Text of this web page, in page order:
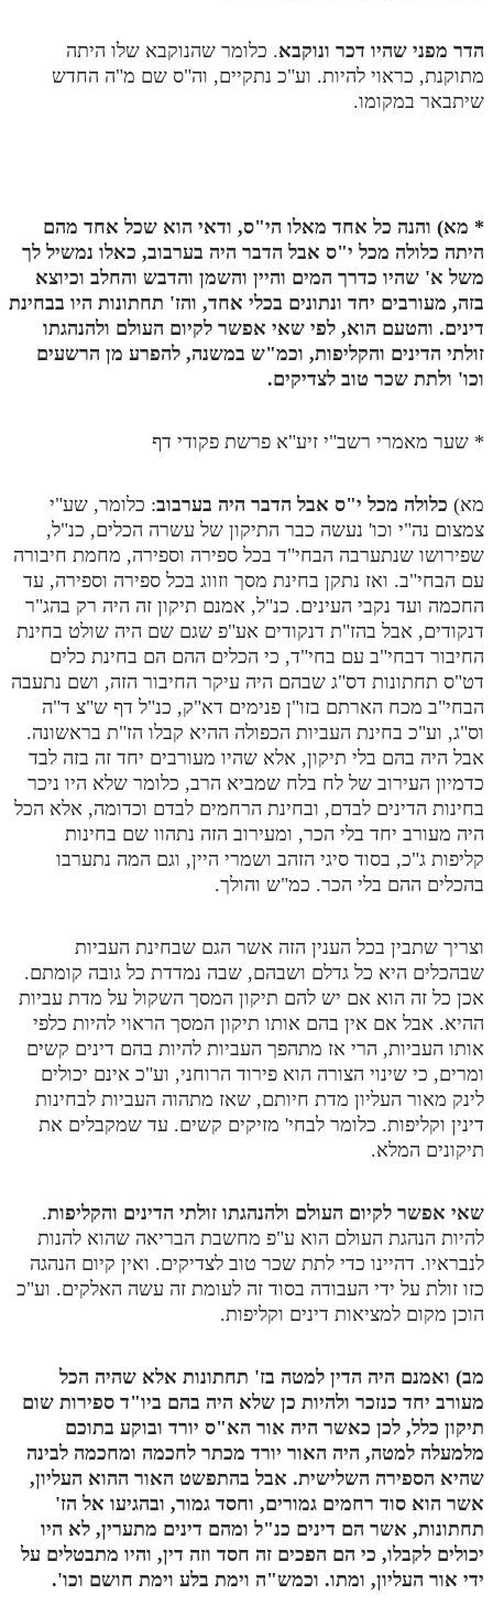
בעל הסולם
אתר הבית
הדר מפני שהיו דכר ונוקבא. כלומר שהנוקבא שלו היתה
מתוקנת, כראוי להיות. וע"כ נתקיים, וה"ס שם מ"ה החדש
שיתבאר במקומו.
* מא) והנה כל אחד מאלו הי"ס, ודאי הוא שכל אחד מהם
היתה כלולה מכל י"ס אבל הדבר היה בערבוב, כאלו נמשיל לך
משל א' שהיו כדרך המים והיין והשמן והדבש והחלב וכיוצא
בזה, מעורבים יחד ונתונים בכלי אחד, והז' תחתונות היו בבחינת
דינים. והטעם הוא, לפי שאי אפשר לקיום העולם ולהנהגתו
זולתי הדינים והקליפות, וכמ"ש במשנה, להפרע מן הרשעים
וכו' ולתת שכר טוב לצדיקים.
* שער מאמרי רשב"י זיע"א פרשת פקודי דף
מא) כלולה מכל י"ס אבל הדבר היה בערבוב: כלומר, שע"י
צמצום נה"י וכו' נעשה כבר התיקון של עשרה הכלים, כנ"ל,
שפירושו שנתערבה הבחי"ד בכל ספירה וספירה, מחמת חיבורה
עם הבחי"ב. ואז נתקן בחינת מסך וזווג בכל ספירה וספירה, עד
החכמה ועד נקבי העינים. כנ"ל, אמנם תיקון זה היה רק בהג"ר
דנקודים, אבל בהז"ת דנקודים אע"פ שגם שם היה שולט בחינת
החיבור דבחי"ב עם בחי"ד, כי הכלים ההם הם בחינת כלים
דט"ס תחתונות דס"ג שבהם היה עיקר החיבור הזה, ושם נתעבה
הבחי"ב מכח הארתם בזו"ן פנימים דא"ק, כנ"ל דף ש"צ ד"ה
וס"ג, וע"כ בחינת העביות הכפולה ההיא קבלו הז"ת בראשונה.
אבל היה בהם בלי תיקון, אלא שהיו מעורבים יחד זה בזה לבד
כדמיון העירוב של לח בלח שמביא הרב, כלומר שלא היו ניכר
בחינות הדינים לבדם, ובחינת הרחמים לבדם וכדומה, אלא הכל
היה מעורב יחד בלי הכר, ומעירוב הזה נתהוו שם בחינות
קליפות ג"כ, בסוד סיגי הזהב ושמרי היין, וגם המה נתערבו
בהכלים ההם בלי הכר. כמ"ש והולך.
וצריך שתבין בכל הענין הזה אשר הגם שבחינת העביות
שבהכלים היא כל גדלם ושבהם, שבה נמדדת כל גובה קומתם.
אכן כל זה הוא אם יש להם תיקון המסך השקול על מדת עביות
ההיא. אבל אם אין בהם אותו תיקון המסך הראוי להיות כלפי
אותו העביות, הרי אז מתהפך העביות להיות בהם דינים קשים
ומרים, כי שינוי הצורה הוא פירוד הרוחני, וע"כ אינם יכולים
לינק מאור העליון מדת חיותם, שאז מתהוה העביות לבחינות
דינין וקליפות. כלומר לבחי' מזיקים קשים. עד שמקבלים את
תיקונים המלא.
שאי אפשר לקיום העולם ולהנהגתו זולתי הדינים והקליפות.
להיות הנהגת העולם הוא ע"פ מחשבת הבריאה שהוא להנות
לנבראיו. דהיינו כדי לתת שכר טוב לצדיקים. ואין קיום הנהגה
כזו זולת על ידי העבודה בסוד זה לעומת זה עשה האלקים. וע"כ
הוכן מקום למציאות דינים וקליפות.
מב) ואמנם היה הדין למטה בז' תחתונות אלא שהיה הכל
מעורב יחד כנזכר ולהיות כן שלא היה בהם ביו"ד ספירות שום
תיקון כלל, לכן כאשר היה אור הא"ס יורד ובוקע בתוכם
מלמעלה למטה, היה האור יורד מכתר לחכמה ומחכמה לבינה
שהיא הספירה השלישית. אבל בהתפשט האור ההוא העליון,
אשר הוא סוד רחמים גמורים, וחסד גמור, ובהגיעו אל הז'
תחתונות, אשר הם דינים כנ"ל ומהם דינים מתערין, לא היו
יכולים לקבלו, כי הם הפכים זה חסד וזה דין, והיו מתבטלים על
ידי אור העליון, ומתו. וכמש"ה וימת בלע וימת חושם וכו'.